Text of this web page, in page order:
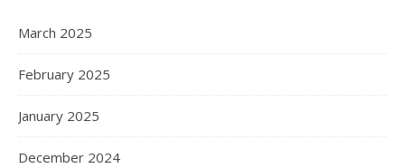
March 2025
February 2025
January 2025
December 2024